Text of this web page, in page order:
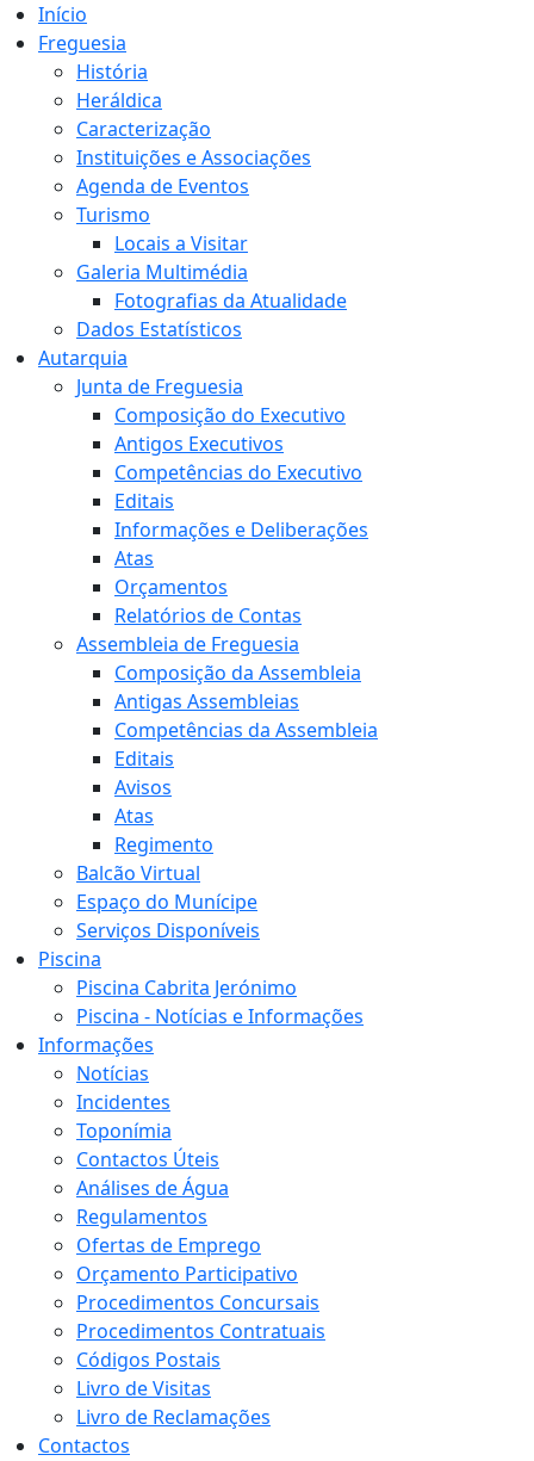
Início
Freguesia
História
Heráldica
Caracterização
Instituições e Associações
Agenda de Eventos
Turismo
Locais a Visitar
Galeria Multimédia
Fotografias da Atualidade
Dados Estatísticos
Autarquia
Junta de Freguesia
Composição do Executivo
Antigos Executivos
Competências do Executivo
Editais
Informações e Deliberações
Atas
Orçamentos
Relatórios de Contas
Assembleia de Freguesia
Composição da Assembleia
Antigas Assembleias
Competências da Assembleia
Editais
Avisos
Atas
Regimento
Balcão Virtual
Espaço do Munícipe
Serviços Disponíveis
Piscina
Piscina Cabrita Jerónimo
Piscina - Notícias e Informações
Informações
Notícias
Incidentes
Toponímia
Contactos Úteis
Análises de Água
Regulamentos
Ofertas de Emprego
Orçamento Participativo
Procedimentos Concursais
Procedimentos Contratuais
Códigos Postais
Livro de Visitas
Livro de Reclamações
Contactos